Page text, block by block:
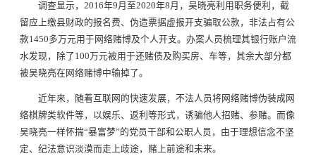
调查显示，2016年9月至2020年8月，吴晓亮利用职务便利，截
留应上缴县财政的报名费、伪造票据虚报开支骗取公款，非法占有公
款1450多万元用于网络赌博及个人开支。办案人员梳理其银行账户流
水发现，除了100万元被用于还赌债及购买房、车等，其余大部分都
被吴晓亮在网络赌博中输掉了。
近年来，随着互联网的快速发展，不法人员将网络赌博伪装成网
络棋牌类软件等，以娱乐、返利等形式，诱骗他人招赌、参赌。而像
吴晓亮一样怀揣“暴富梦”的党员干部和公职人员，由于理想信念不坚
定、纪法意识淡漠而走上歧途，赌上前途和未来。